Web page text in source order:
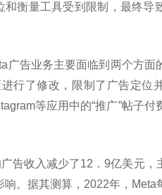
衡量工具受到限制，最终导
广告业务主要面临到两个方面
行了修改，限制了广告定位
等应用中的“推广”帖子付
告收入减少了12．9亿美元，
。据其测算，2022年，Meta